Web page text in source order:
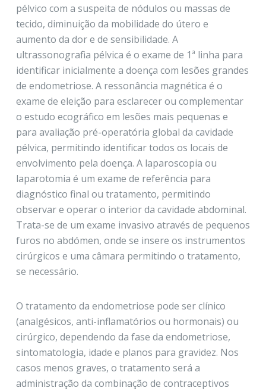
pélvico com a suspeita de nódulos ou massas de
tecido, diminuição da mobilidade do útero e
aumento da dor e de sensibilidade. A
ultrassonografia pélvica é o exame de 1ª linha para
identificar inicialmente a doença com lesões grandes
de endometriose. A ressonância magnética é o
exame de eleição para esclarecer ou complementar
o estudo ecográfico em lesões mais pequenas e
para avaliação pré-operatória global da cavidade
pélvica, permitindo identificar todos os locais de
envolvimento pela doença. A laparoscopia ou
laparotomia é um exame de referência para
diagnóstico final ou tratamento, permitindo
observar e operar o interior da cavidade abdominal.
Trata-se de um exame invasivo através de pequenos
furos no abdómen, onde se insere os instrumentos
cirúrgicos e uma câmara permitindo o tratamento,
se necessário.
O tratamento da endometriose pode ser clínico
(analgésicos, anti-inflamatórios ou hormonais) ou
cirúrgico, dependendo da fase da endometriose,
sintomatologia, idade e planos para gravidez. Nos
casos menos graves, o tratamento será a
administração da combinação de contraceptivos